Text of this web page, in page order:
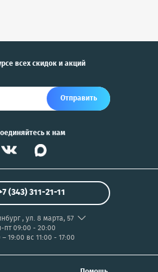
всех скидок и акций
Отправить
к нам
(343) 311-21-11
, ул. 8 марта, 57
пт 09:00 - 20:00
19:00 вс 11:00 - 17:00